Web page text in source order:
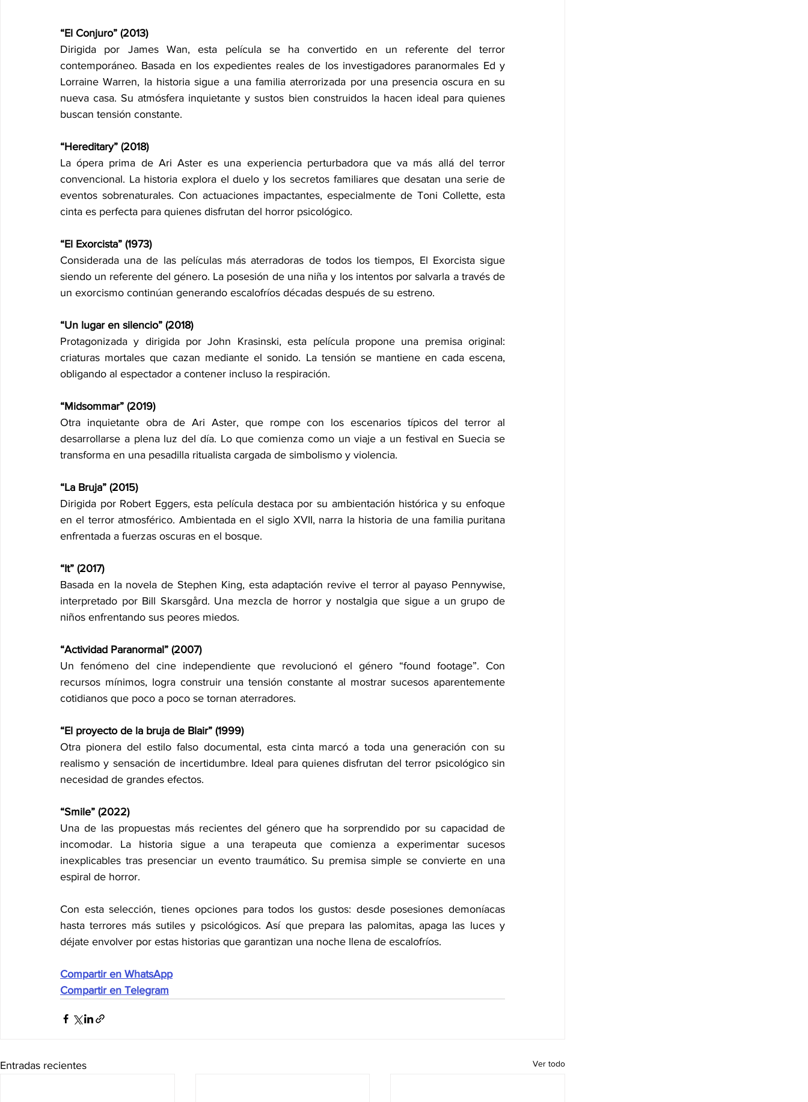
“El Conjuro” (2013)
Dirigida por James Wan, esta película se ha convertido en un referente del terror
contemporáneo. Basada en los expedientes reales de los investigadores paranormales Ed y
Lorraine Warren, la historia sigue a una familia aterrorizada por una presencia oscura en su
nueva casa. Su atmósfera inquietante y sustos bien construidos la hacen ideal para quienes
buscan tensión constante.
“Hereditary” (2018)
La ópera prima de Ari Aster es una experiencia perturbadora que va más allá del terror
convencional. La historia explora el duelo y los secretos familiares que desatan una serie de
eventos sobrenaturales. Con actuaciones impactantes, especialmente de Toni Collette, esta
cinta es perfecta para quienes disfrutan del horror psicológico.
“El Exorcista” (1973)
Considerada una de las películas más aterradoras de todos los tiempos, El Exorcista sigue
siendo un referente del género. La posesión de una niña y los intentos por salvarla a través de
un exorcismo continúan generando escalofríos décadas después de su estreno.
“Un lugar en silencio” (2018)
Protagonizada y dirigida por John Krasinski, esta película propone una premisa original:
criaturas mortales que cazan mediante el sonido. La tensión se mantiene en cada escena,
obligando al espectador a contener incluso la respiración.
“Midsommar” (2019)
Otra inquietante obra de Ari Aster, que rompe con los escenarios típicos del terror al
desarrollarse a plena luz del día. Lo que comienza como un viaje a un festival en Suecia se
transforma en una pesadilla ritualista cargada de simbolismo y violencia.
“La Bruja” (2015)
Dirigida por Robert Eggers, esta película destaca por su ambientación histórica y su enfoque
en el terror atmosférico. Ambientada en el siglo XVII, narra la historia de una familia puritana
enfrentada a fuerzas oscuras en el bosque.
“It” (2017)
Basada en la novela de Stephen King, esta adaptación revive el terror al payaso Pennywise,
interpretado por Bill Skarsgård. Una mezcla de horror y nostalgia que sigue a un grupo de
niños enfrentando sus peores miedos.
“Actividad Paranormal” (2007)
Un fenómeno del cine independiente que revolucionó el género “found footage”. Con
recursos mínimos, logra construir una tensión constante al mostrar sucesos aparentemente
cotidianos que poco a poco se tornan aterradores.
“El proyecto de la bruja de Blair” (1999)
Otra pionera del estilo falso documental, esta cinta marcó a toda una generación con su
realismo y sensación de incertidumbre. Ideal para quienes disfrutan del terror psicológico sin
necesidad de grandes efectos.
“Smile” (2022)
Una de las propuestas más recientes del género que ha sorprendido por su capacidad de
incomodar. La historia sigue a una terapeuta que comienza a experimentar sucesos
inexplicables tras presenciar un evento traumático. Su premisa simple se convierte en una
espiral de horror.
Con esta selección, tienes opciones para todos los gustos: desde posesiones demoníacas
hasta terrores más sutiles y psicológicos. Así que prepara las palomitas, apaga las luces y
déjate envolver por estas historias que garantizan una noche llena de escalofríos.
Compartir en WhatsApp
Compartir en Telegram
Entradas recientes Ver todo